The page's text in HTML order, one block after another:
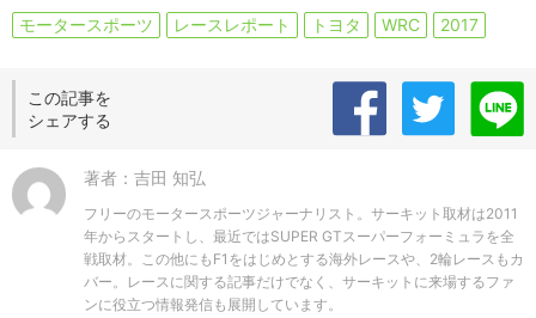
モータースポーツ レースレポート トヨタ WRC 2017
この記事を
シェアする
著者：吉田 知弘
フリーのモータースポーツジャーナリスト。サーキット取材は2011
年からスタートし、最近ではSUPER GTスーパーフォーミュラを全
戦取材。この他にもF1をはじめとする海外レースや、2輪レースもカ
バー。レースに関する記事だけでなく、サーキットに来場するファ
ンに役立つ情報発信も展開しています。